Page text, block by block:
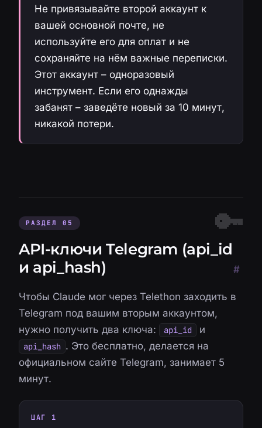
Не привязывайте второй аккаунт к
вашей основной почте, не
используйте его для оплат и не
сохраняйте на нём важные переписки.
Этот аккаунт – одноразовый
инструмент. Если его однажды
забанят – заведёте новый за 10 минут,
никакой потери.
#
РАЗДЕЛ 05
API-ключи Telegram (api_id
и api_hash)
Чтобы Claude мог через Telethon заходить в
Telegram под вашим вторым аккаунтом,
нужно получить два ключа:
api_id и
api_hash . Это бесплатно, делается на
официальном сайте Telegram, занимает 5
минут.
ШАГ 1